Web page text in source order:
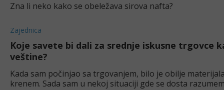
Zna li neko kako se obeležava sirova nafta?
Zajednica
Koje savete bi dali za srednje iskusne trgovce
veštine?
Kada sam počinjao sa trgovanjem, bilo je obilje
krenem. Sada sam u nekoj situaciji gde se dosta